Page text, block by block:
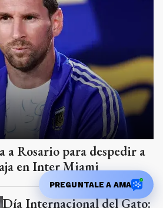
a Rosario para despedir a
en Inter Miami
Día Internacional del Gato:
PREGUNTALE A AMA